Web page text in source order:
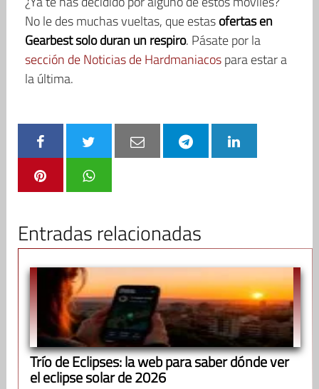
No le des muchas vueltas, que estasofertas en
Gearbest solo duran un respiro. Pásate por la
sección de Noticias de Hardmaniacospara estar a
la última.
Entradas relacionadas
Trío de Eclipses: la web para saber dónde ver
el eclipse solar de 2026